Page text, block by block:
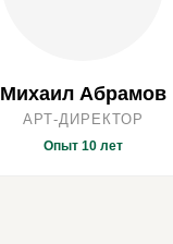
Михаил Абрамов
АРТ-ДИРЕКТОР
Опыт 10 лет